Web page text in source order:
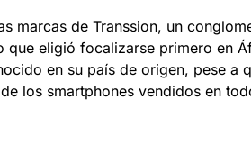
marcas de Transsion, un
que eligió focalizarse primero en
en su país de origen, pese a
los smartphones vendidos en